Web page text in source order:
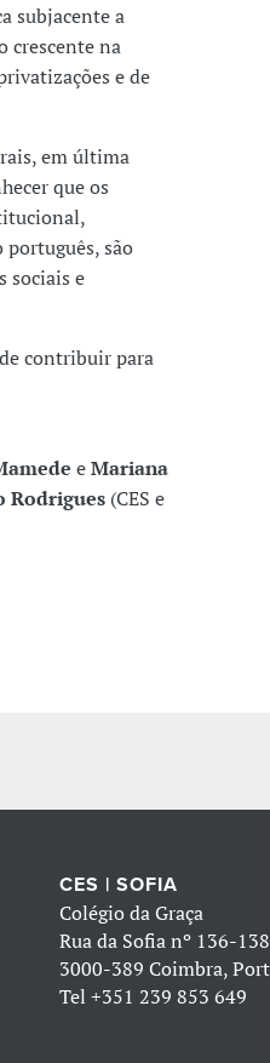
subjacente a
crescente na
e de
em última
que os
são
sociais e
contribuir para
eMariana
Rodrigues(CES e
CES | SOFIA
Colégio da Graça
Rua da Sofia nº 136-138
3000-389 Coimbra,
Tel +351 239 853 649